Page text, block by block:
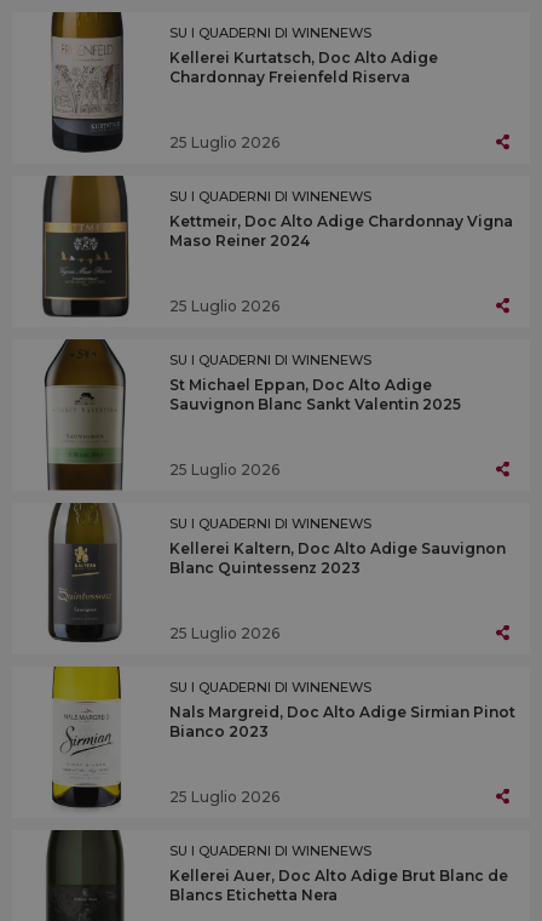
SU I QUADERNI DI WINENEWS
Kellerei Kurtatsch, Doc Alto Adige
Chardonnay Freienfeld Riserva
25 Luglio 2026
SU I QUADERNI DI WINENEWS
Kettmeir, Doc Alto Adige Chardonnay Vigna
Maso Reiner 2024
25 Luglio 2026
SU I QUADERNI DI WINENEWS
St Michael Eppan, Doc Alto Adige
Sauvignon Blanc Sankt Valentin 2025
25 Luglio 2026
SU I QUADERNI DI WINENEWS
Kellerei Kaltern, Doc Alto Adige Sauvignon
Blanc Quintessenz 2023
25 Luglio 2026
SU I QUADERNI DI WINENEWS
Nals Margreid, Doc Alto Adige Sirmian Pinot
Bianco 2023
25 Luglio 2026
SU I QUADERNI DI WINENEWS
Kellerei Auer, Doc Alto Adige Brut Blanc de
Blancs Etichetta Nera